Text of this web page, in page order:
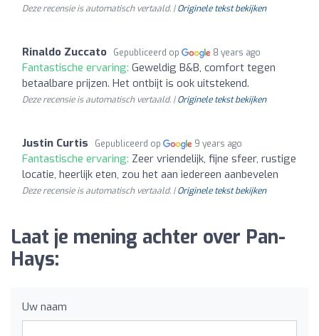
Deze recensie is automatisch vertaald. |Originele tekst bekijken
Rinaldo Zuccato Gepubliceerd op 8 years ago
Fantastische ervaring: Geweldig B&B, comfort tegen
betaalbare prijzen. Het ontbijt is ook uitstekend.
Deze recensie is automatisch vertaald. |Originele tekst bekijken
Justin Curtis Gepubliceerd op 9 years ago
Fantastische ervaring: Zeer vriendelijk, fijne sfeer, rustige
locatie, heerlijk eten, zou het aan iedereen aanbevelen
Deze recensie is automatisch vertaald. |Originele tekst bekijken
Laat je mening achter over Pan-
Hays:
Uw naam